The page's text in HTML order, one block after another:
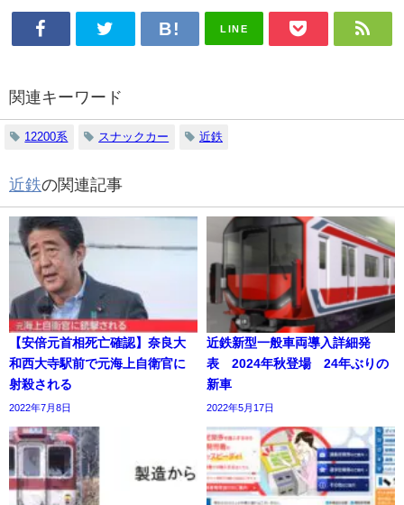
LINE
関連キーワード
12200系 スナックカー 近鉄
近鉄の関連記事
【安倍元首相死亡確認】奈良大
和西大寺駅前で元海上自衛官に
射殺される
2022年7月8日
近鉄新型一般車両導入詳細発
表 2024年秋登場 24年ぶりの
新車
2022年5月17日